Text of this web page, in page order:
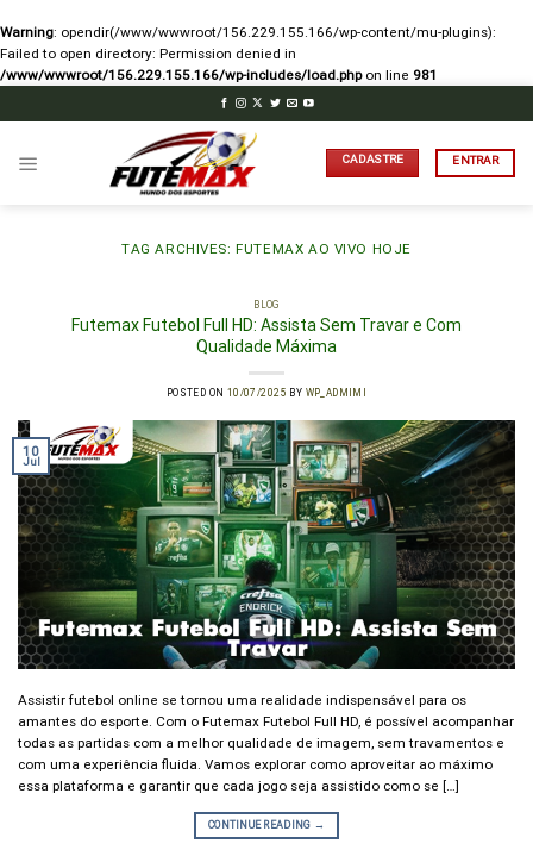
Warning: opendir(/www/wwwroot/156.229.155.166/wp-content/mu-plugins):
Failed to open directory: Permission denied in
/www/wwwroot/156.229.155.166/wp-includes/load.phpon line 981
CADASTRE ENTRAR
TAG ARCHIVES:FUTEMAX AO VIVO HOJE
BLOG
Futemax Futebol Full HD: Assista Sem Travar e Com
Qualidade Máxima
POSTED ON 10/07/2025 BY WP_ADMIMI
10
Jul
Assistir futebol online se tornou uma realidade indispensável para os
amantes do esporte. Com o Futemax Futebol Full HD, é possível acompanhar
todas as partidas com a melhor qualidade de imagem, sem travamentos e
com uma experiência fluida. Vamos explorar como aproveitar ao máximo
essa plataforma e garantir que cada jogo seja assistido como se […]
CONTINUE READING →